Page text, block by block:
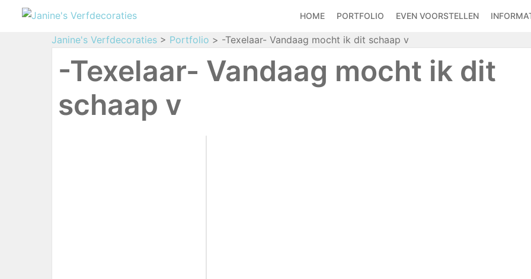
HOME PORTFOLIO EVEN VOORSTELLEN
Janine's Verfdecoraties > Portfolio > -Texelaar- Vandaag mocht ik dit schaap v
-Texelaar- Vandaag mocht ik dit
schaap v